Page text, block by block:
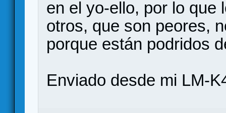
en el yo-ello, por lo que
otros, que son peores,
porque están podridos
Enviado desde mi LM-